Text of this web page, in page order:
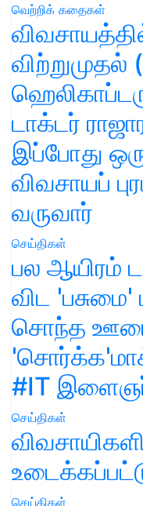
வெற்றிக் கதைகள்
டாக்டர்
இப்போது
விவசாயப்
வருவார்
செய்திகள்
பல ஆயிரம்
விட
சொந்த
#IT
செய்திகள்
செய்திகள்